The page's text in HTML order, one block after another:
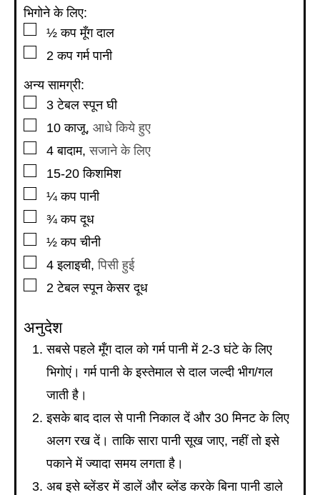
भिगोने के लिए:
▢
½ कप मूँग दाल
▢
2 कप गर्म पानी
अन्य सामग्री:
▢
3 टेबल स्पून घी
▢
10 काजू, आधे किये हुए
▢
4 बादाम,सजाने के लिए
▢
15-20 किशमिश
▢
¼ कप पानी
▢
¾ कप दूध
▢
½ कप चीनी
▢
4 इलाइची,पिसी हुई
▢
2 टेबल स्पून केसर दूध
अनुदेश
सबसे पहले मूँग दाल को गर्म पानी में 2-3 घंटे के लिए
भिगोएं। गर्म पानी के इस्तेमाल से दाल जल्दी भीग/गल
जाती है।
इसके बाद दाल से पानी निकाल दें और 30 मिनट के लिए
अलग रख दें। ताकि सारा पानी सूख जाए, नहीं तो इसे
पकाने में ज्यादा समय लगता है।
अब इसे ब्लेंडर में डालें और ब्लेंड करके बिना पानी डाले